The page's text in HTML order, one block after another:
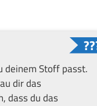
deinem Stoff passt.
dir das
dass du das